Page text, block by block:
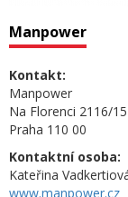
Manpower
Kontakt:
Manpower
Na Florenci 2116/15
Praha 110 00
Kontaktní osoba:
Kateřina
www.manpower.cz